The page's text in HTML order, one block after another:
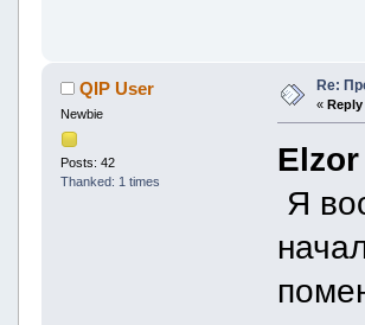
QIP User
Newbie
Posts: 42
Thanked: 1 times
Re:
« Reply
Elzor
Я